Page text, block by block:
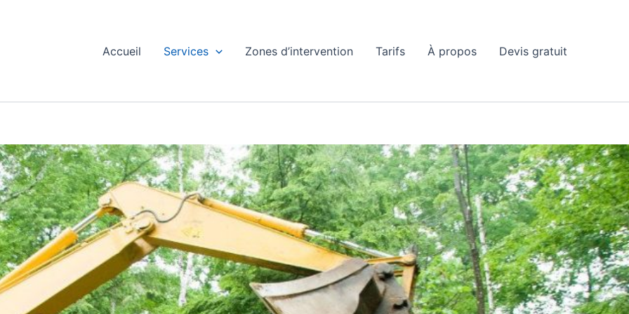
Accueil Services Zones d’intervention Tarifs À propos Devis gratuit